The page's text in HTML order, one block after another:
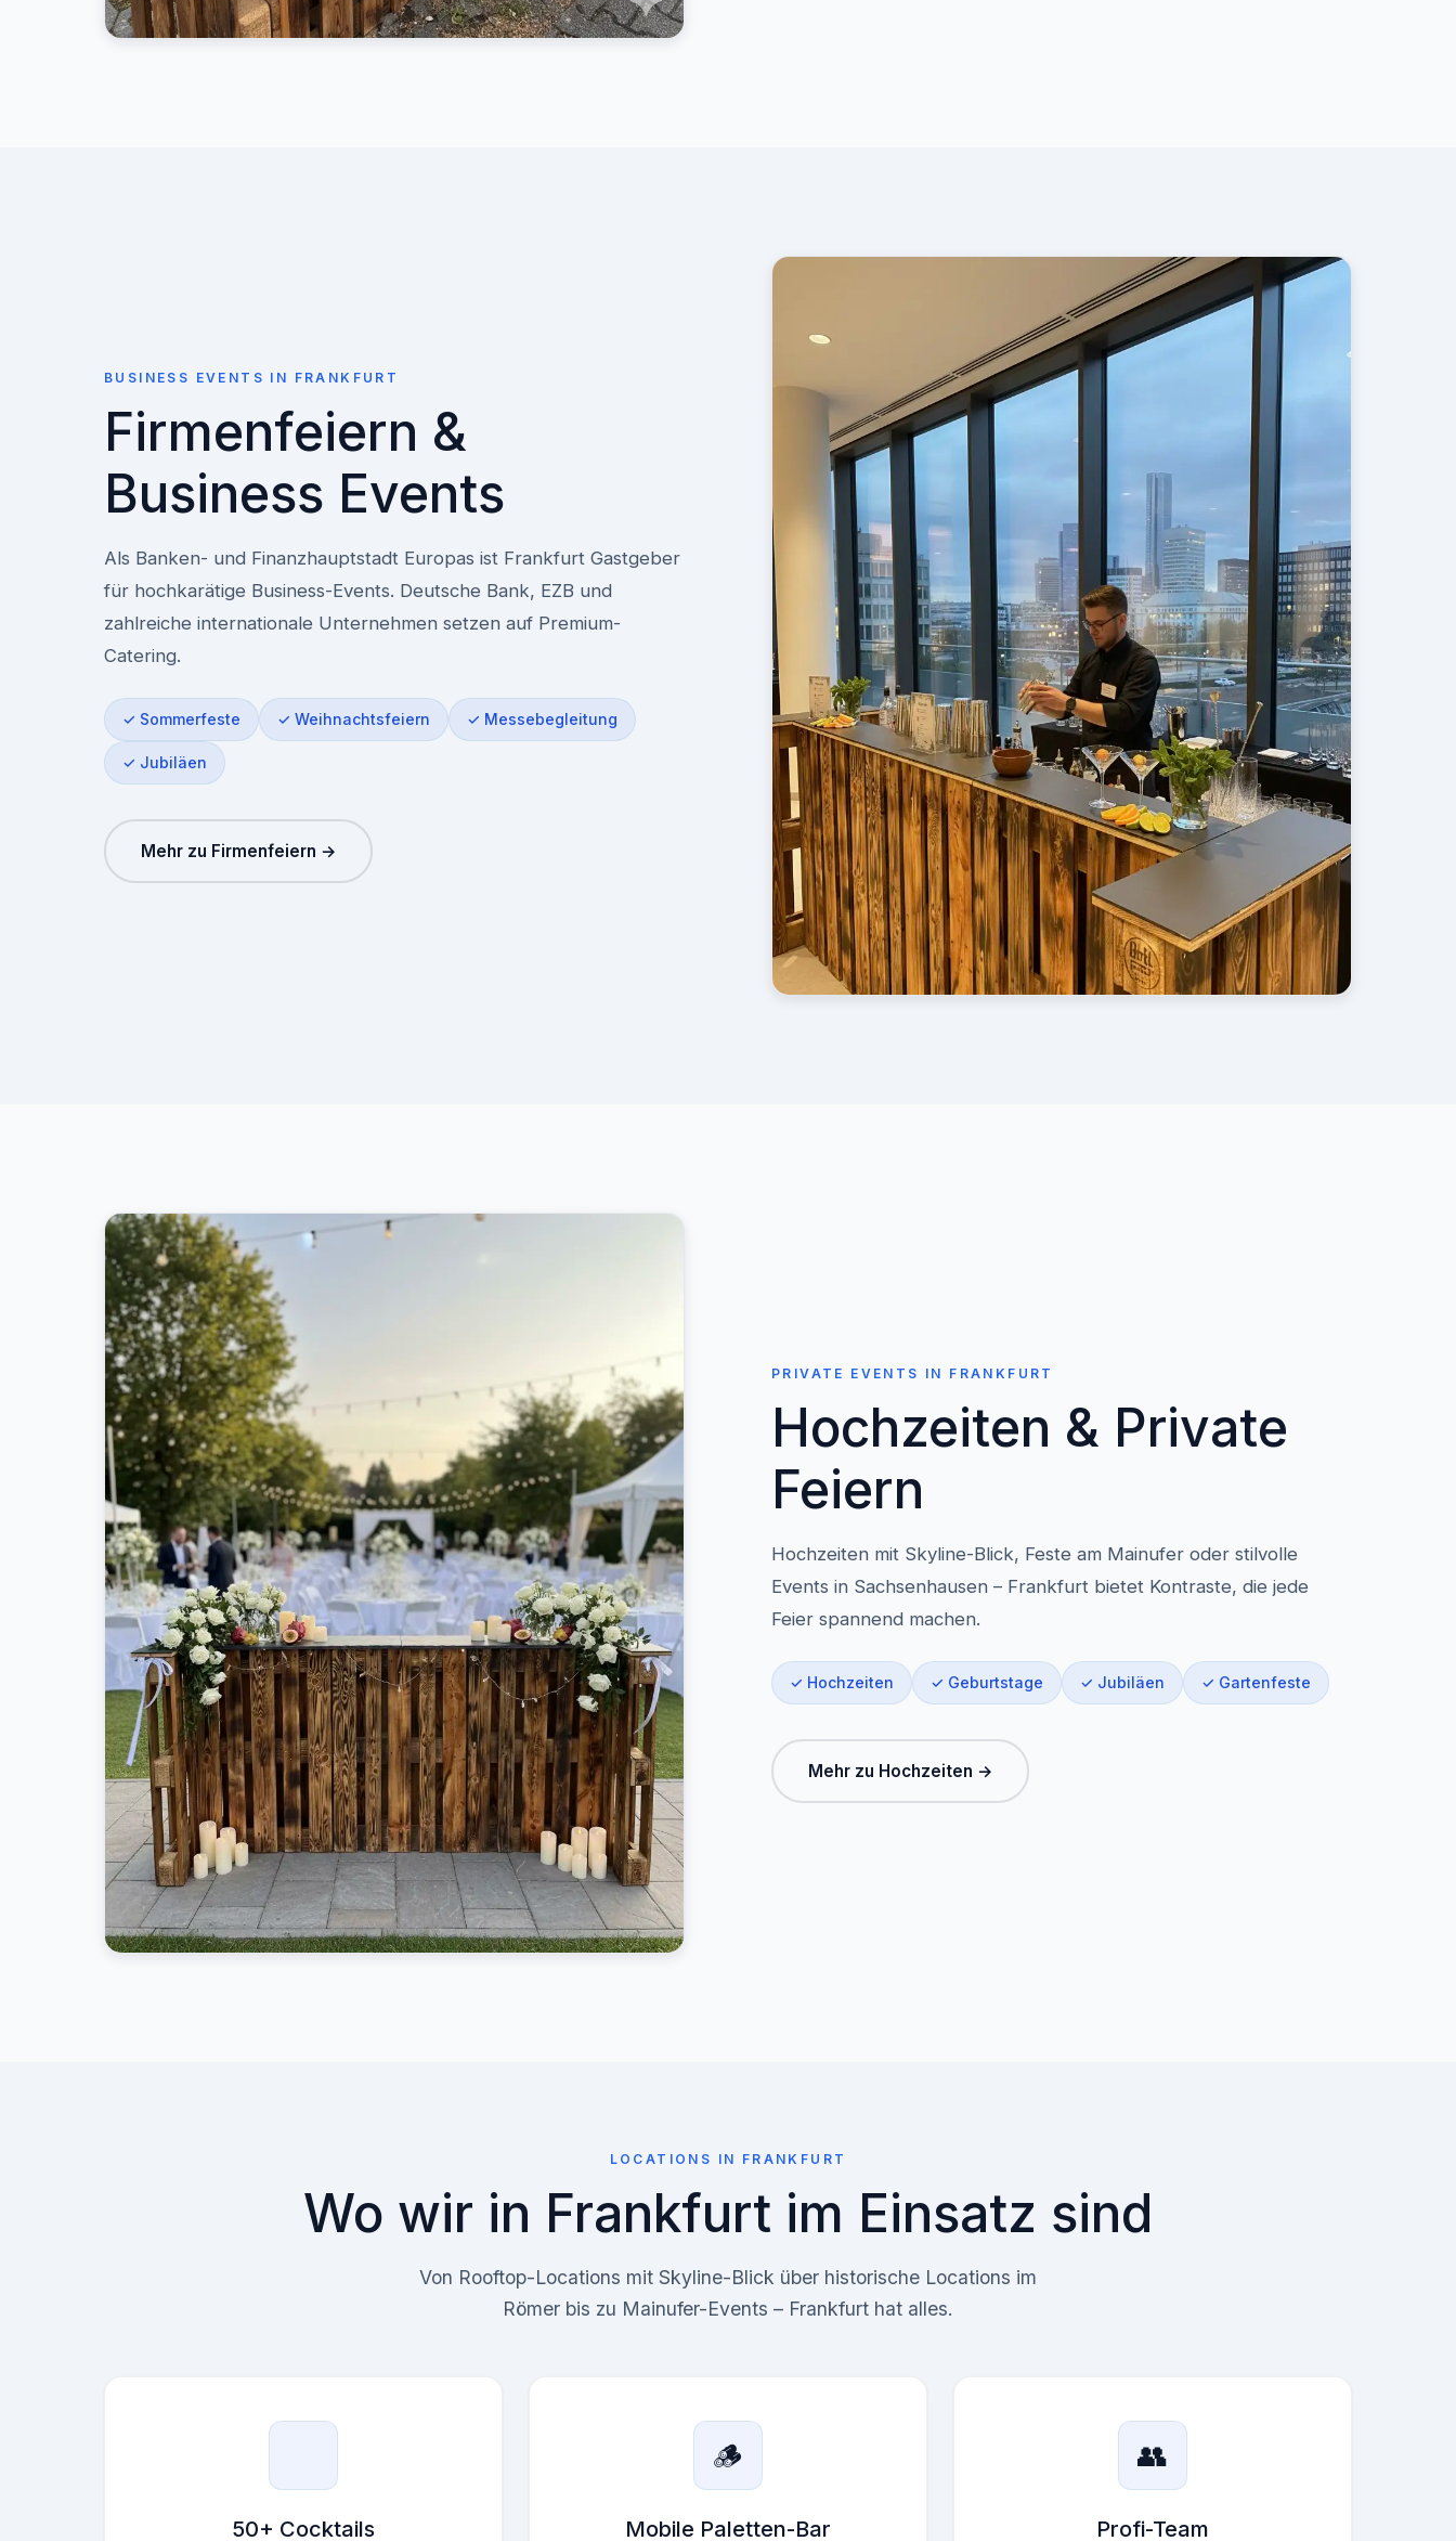
BUSINESS EVENTS IN FRANKFURT
Firmenfeiern &
Business Events
Als Banken- und Finanzhauptstadt Europas ist Frankfurt Gastgeber
für hochkarätige Business-Events. Deutsche Bank, EZB und
zahlreiche internationale Unternehmen setzen auf Premium-
Catering.
✓ Sommerfeste ✓ Weihnachtsfeiern ✓ Messebegleitung
✓ Jubiläen
Mehr zu Firmenfeiern →
PRIVATE EVENTS IN FRANKFURT
Hochzeiten & Private
Feiern
Hochzeiten mit Skyline-Blick, Feste am Mainufer oder stilvolle
Events in Sachsenhausen – Frankfurt bietet Kontraste, die jede
Feier spannend machen.
✓ Hochzeiten ✓ Geburtstage ✓ Jubiläen ✓ Gartenfeste
Mehr zu Hochzeiten →
LOCATIONS IN FRANKFURT
Wo wir in Frankfurt im Einsatz sind
Von Rooftop-Locations mit Skyline-Blick über historische Locations im
Römer bis zu Mainufer-Events – Frankfurt hat alles.
50+ Cocktails
🪵
Mobile Paletten-Bar
👥
Profi-Team